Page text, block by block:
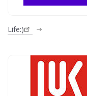
Life:)